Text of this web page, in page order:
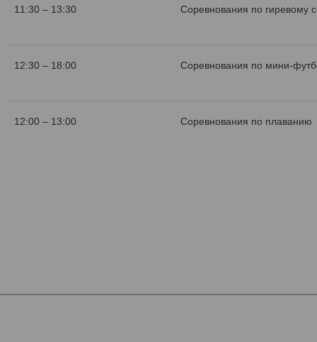
11:30 – 13:30 Соревнования по гиревому
12:30 – 18:00 Соревнования по мини-
12:00 – 13:00 Соревнования по плаванию